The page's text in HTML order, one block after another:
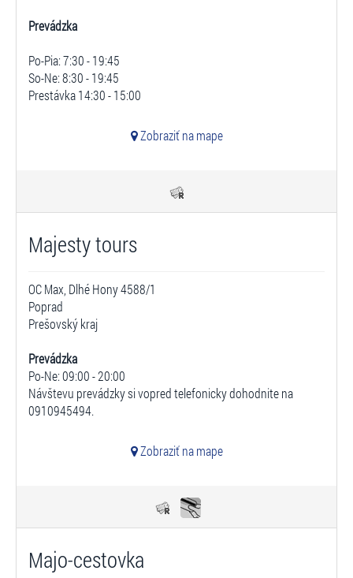
Prevádzka
Po-Pia: 7:30 - 19:45
So-Ne: 8:30 - 19:45
Prestávka 14:30 - 15:00
Zobraziť na mape
Majesty tours
OC Max, Dlhé Hony 4588/1
Poprad
Prešovský kraj
Prevádzka
Po-Ne: 09:00 - 20:00
Návštevu prevádzky si vopred telefonicky dohodnite na
0910945494.
Zobraziť na mape
Majo-cestovka